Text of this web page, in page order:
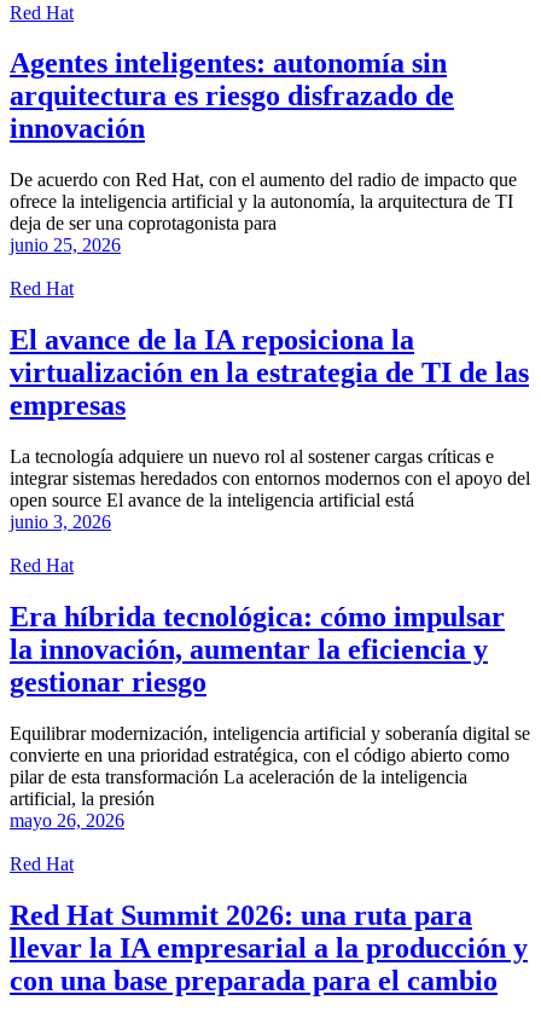
Red Hat
Agentes inteligentes: autonomía sin
arquitectura es riesgo disfrazado de
innovación
De acuerdo con Red Hat, con el aumento del radio de impacto que
ofrece la inteligencia artificial y la autonomía, la arquitectura de TI
deja de ser una coprotagonista para
junio 25, 2026
Red Hat
El avance de la IA reposiciona la
virtualización en la estrategia de TI de las
empresas
La tecnología adquiere un nuevo rol al sostener cargas críticas e
integrar sistemas heredados con entornos modernos con el apoyo del
open source El avance de la inteligencia artificial está
junio 3, 2026
Red Hat
Era híbrida tecnológica: cómo impulsar
la innovación, aumentar la eficiencia y
gestionar riesgo
Equilibrar modernización, inteligencia artificial y soberanía digital se
convierte en una prioridad estratégica, con el código abierto como
pilar de esta transformación La aceleración de la inteligencia
artificial, la presión
mayo 26, 2026
Red Hat
Red Hat Summit 2026: una ruta para
llevar la IA empresarial a la producción y
con una base preparada para el cambio